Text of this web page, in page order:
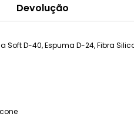
Devolução
D-40, Espuma D-24, Fibra